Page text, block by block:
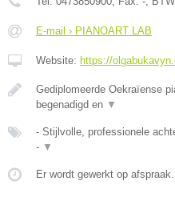
E-mail › PIANOART LAB
Website: https://
Gediplomeerde Oekraïense
begenadigd en ▼
- Stijlvolle, professionele
- ▼
Er wordt gewerkt op afspraak.